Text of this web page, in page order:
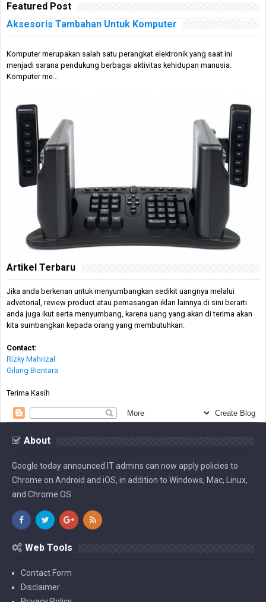
Featured Post
Aksesoris Tambahan Untuk Komputer
Komputer merupakan salah satu perangkat elektronik yang saat ini
menjadi sarana pendukung berbagai aktivitas kehidupan manusia.
Komputer me...
Artikel Terbaru
Jika anda berkenan untuk menyumbangkan sedikit uangnya melalui
advetorial, review product atau pemasangan iklan lainnya di sini berarti
anda juga ikut serta menyumbang, karena uang yang akan di terima akan
kita sumbangkan kepada orang yang membutuhkan.
Contact:
Rizky Mahrizal
Gilang Biantara
Terima Kasih
About
Google today announced IT admins can now apply policies to
Chrome on Android and iOS, in addition to Windows, Mac, Linux,
and Chrome OS.
Web Tools
Contact Form
Disclaimer